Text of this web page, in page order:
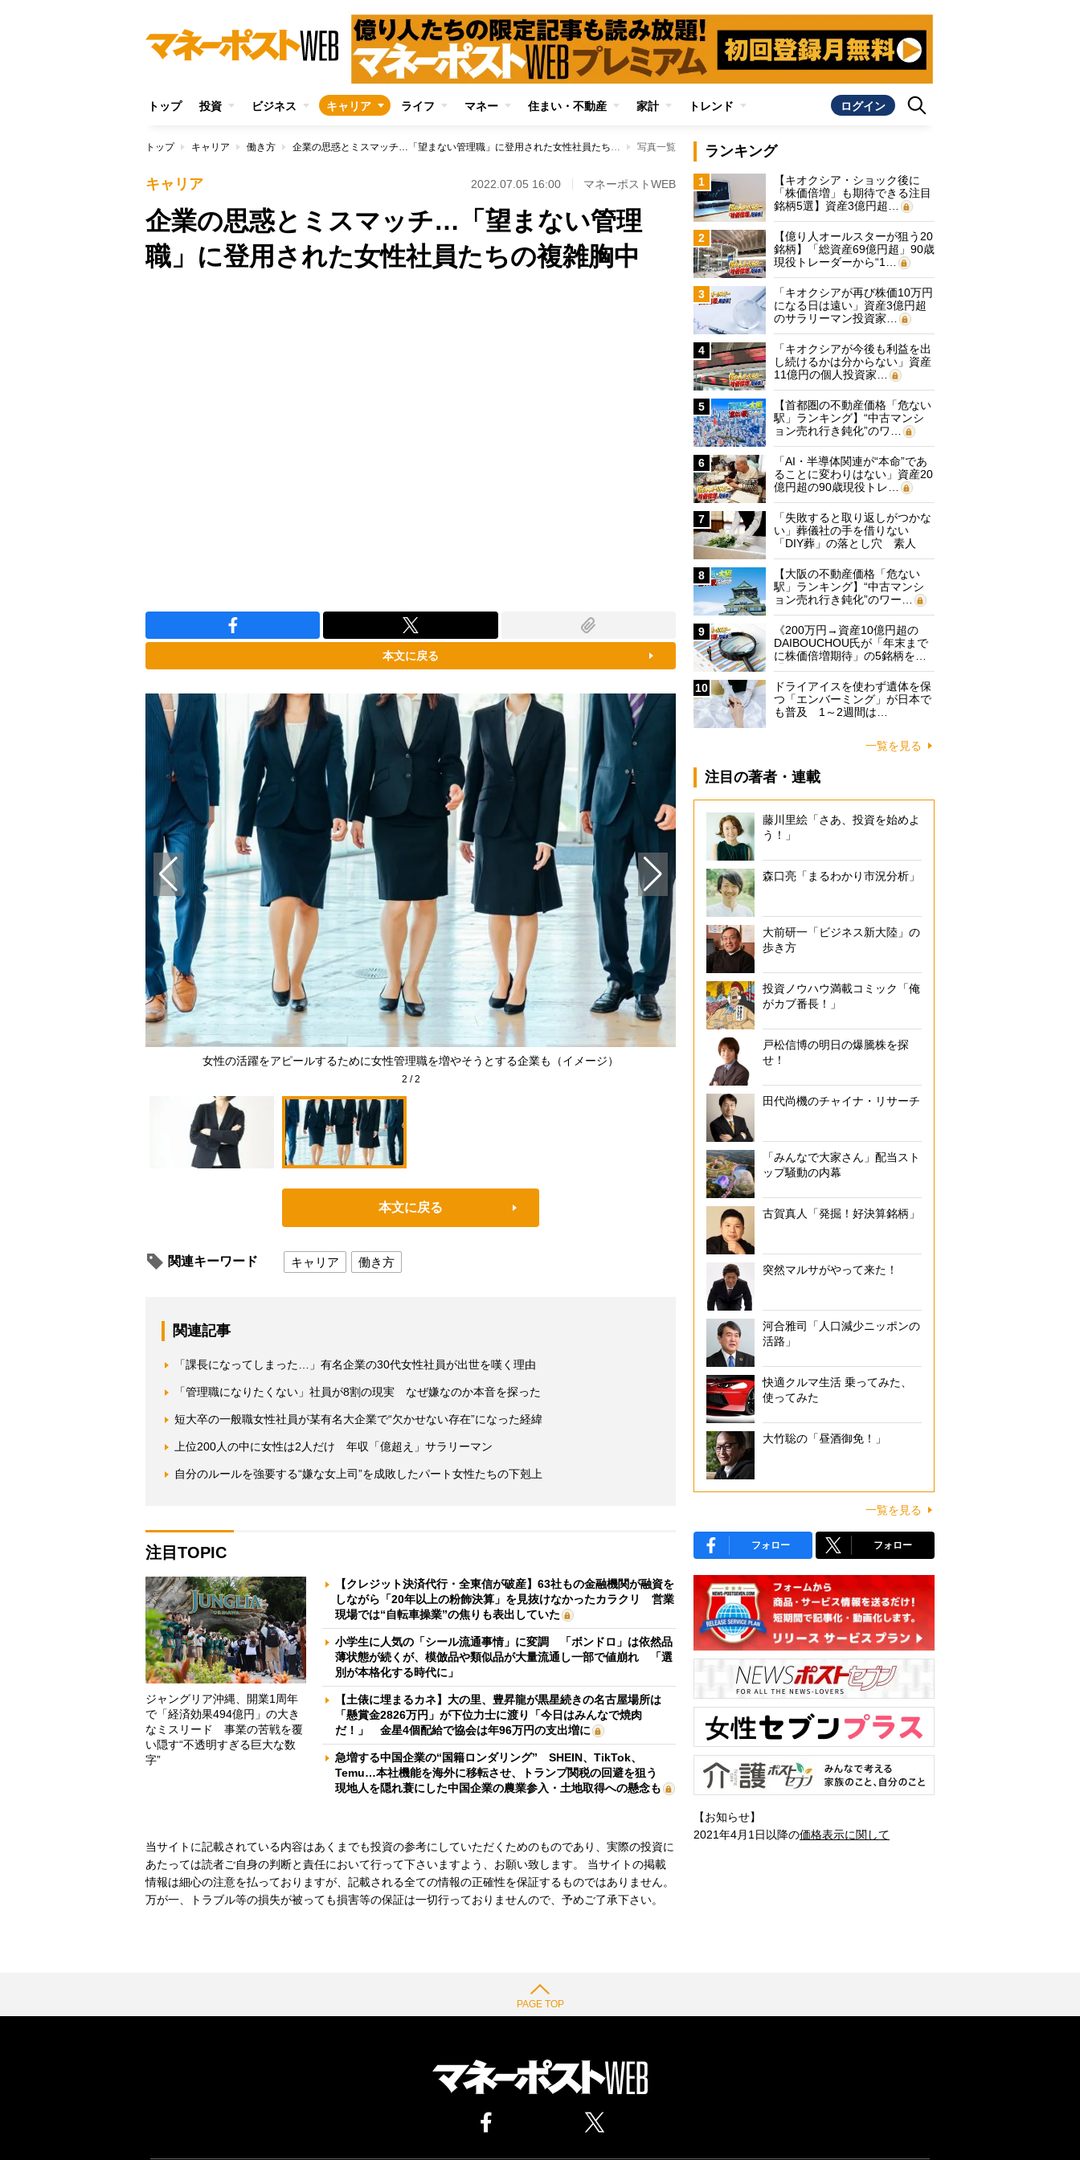
トップ 投資 ビジネス キャリア ライフ マネー 住まい・不動産 家計 トレンド ログイン
トップ キャリア 働き方 企業の思惑とミスマッチ…「望まない管理職」に登用された女性社員たちの複雑胸中 写真一覧
キャリア 2022.07.05 16:00 マネーポストWEB
企業の思惑とミスマッチ…「望まない管理
職」に登用された女性社員たちの複雑胸中
本文に戻る
女性の活躍をアピールするために女性管理職を増やそうとする企業も（イメージ）
2 /2
本文に戻る
関連キーワード キャリア 働き方
関連記事
「課長になってしまった…」有名企業の30代女性社員が出世を嘆く理由
「管理職になりたくない」社員が8割の現実 なぜ嫌なのか本音を探った
短大卒の一般職女性社員が某有名大企業で“欠かせない存在”になった経緯
上位200人の中に女性は2人だけ 年収「億超え」サラリーマン
自分のルールを強要する“嫌な女上司”を成敗したパート女性たちの下剋上
注目TOPIC
ジャングリア沖縄、開業1周年
で「経済効果494億円」の大き
なミスリード 事業の苦戦を覆
い隠す“不透明すぎる巨大な数
字”
【クレジット決済代行・全東信が破産】63社もの金融機関が融資を
しながら「20年以上の粉飾決算」を見抜けなかったカラクリ 営業
現場では“自転車操業”の焦りも表出していた
小学生に人気の「シール流通事情」に変調 「ボンドロ」は依然品
薄状態が続くが、模倣品や類似品が大量流通し一部で値崩れ 「選
別が本格化する時代に」
【土俵に埋まるカネ】大の里、豊昇龍が黒星続きの名古屋場所は
「懸賞金2826万円」が下位力士に渡り「今日はみんなで焼肉
だ！」 金星4個配給で協会は年96万円の支出増に
急増する中国企業の“国籍ロンダリング” SHEIN、TikTok、
Temu…本社機能を海外に移転させ、トランプ関税の回避を狙う
現地人を隠れ蓑にした中国企業の農業参入・土地取得への懸念も
当サイトに記載されている内容はあくまでも投資の参考にしていただくためのものであり、実際の投資に
あたっては読者ご自身の判断と責任において行って下さいますよう、お願い致します。 当サイトの掲載
情報は細心の注意を払っておりますが、記載される全ての情報の正確性を保証するものではありません。
万が一、トラブル等の損失が被っても損害等の保証は一切行っておりませんので、予めご了承下さい。
ランキング
1
【キオクシア・ショック後に
「株価倍増」も期待できる注目
銘柄5選】資産3億円超…
2
【億り人オールスターが狙う20
銘柄】「総資産69億円超」90歳
現役トレーダーから“1…
3
「キオクシアが再び株価10万円
になる日は遠い」資産3億円超
のサラリーマン投資家…
4
「キオクシアが今後も利益を出
し続けるかは分からない」資産
11億円の個人投資家…
5
【首都圏の不動産価格「危ない
駅」ランキング】“中古マンシ
ョン売れ行き鈍化”のワ…
6
「AI・半導体関連が“本命”であ
ることに変わりはない」資産20
億円超の90歳現役トレ…
7
「失敗すると取り返しがつかな
い」葬儀社の手を借りない
「DIY葬」の落とし穴 素人
に…
8
【大阪の不動産価格「危ない
駅」ランキング】“中古マンシ
ョン売れ行き鈍化”のワー…
9
《200万円→資産10億円超の
DAIBOUCHOU氏が「年末まで
に株価倍増期待」の5銘柄を…
10
ドライアイスを使わず遺体を保
つ「エンバーミング」が日本で
も普及 1～2週間は…
一覧を見る
注目の著者・連載
藤川里絵「さあ、投資を始めよ
う！」
森口亮「まるわかり市況分析」
大前研一「ビジネス新大陸」の
歩き方
投資ノウハウ満載コミック「俺
がカブ番長！」
戸松信博の明日の爆騰株を探
せ！
田代尚機のチャイナ・リサーチ
「みんなで大家さん」配当スト
ップ騒動の内幕
古賀真人「発掘！好決算銘柄」
突然マルサがやって来た！
河合雅司「人口減少ニッポンの
活路」
快適クルマ生活 乗ってみた、
使ってみた
大竹聡の「昼酒御免！」
一覧を見る
フォロー フォロー
【お知らせ】
2021年4月1日以降の価格表示に関して
PAGE TOP